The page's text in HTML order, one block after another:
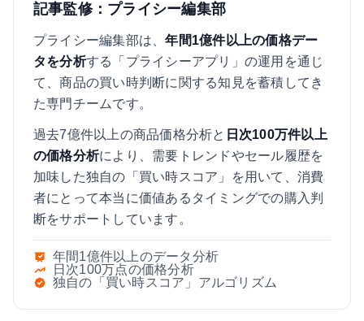
記事監修：プライシー編集部
プライシー編集部は、年間1億件以上の価格デー
タを分析する「プライシーアプリ」の運用を通じ
て、商品の買い時判断に関する知見を蓄積してき
た専門チームです。
過去7億件以上の商品価格分析と 日次100万件以上
の価格分析により、需要トレンドやセール履歴を
加味した独自の「買い時スコア」を用いて、消費
者にとって本当に価値あるタイミングでの購入判
断をサポートしています。
年間1億件以上のデータ分析
日次100万点の価格分析
独自の「買い時スコア」アルゴリズム